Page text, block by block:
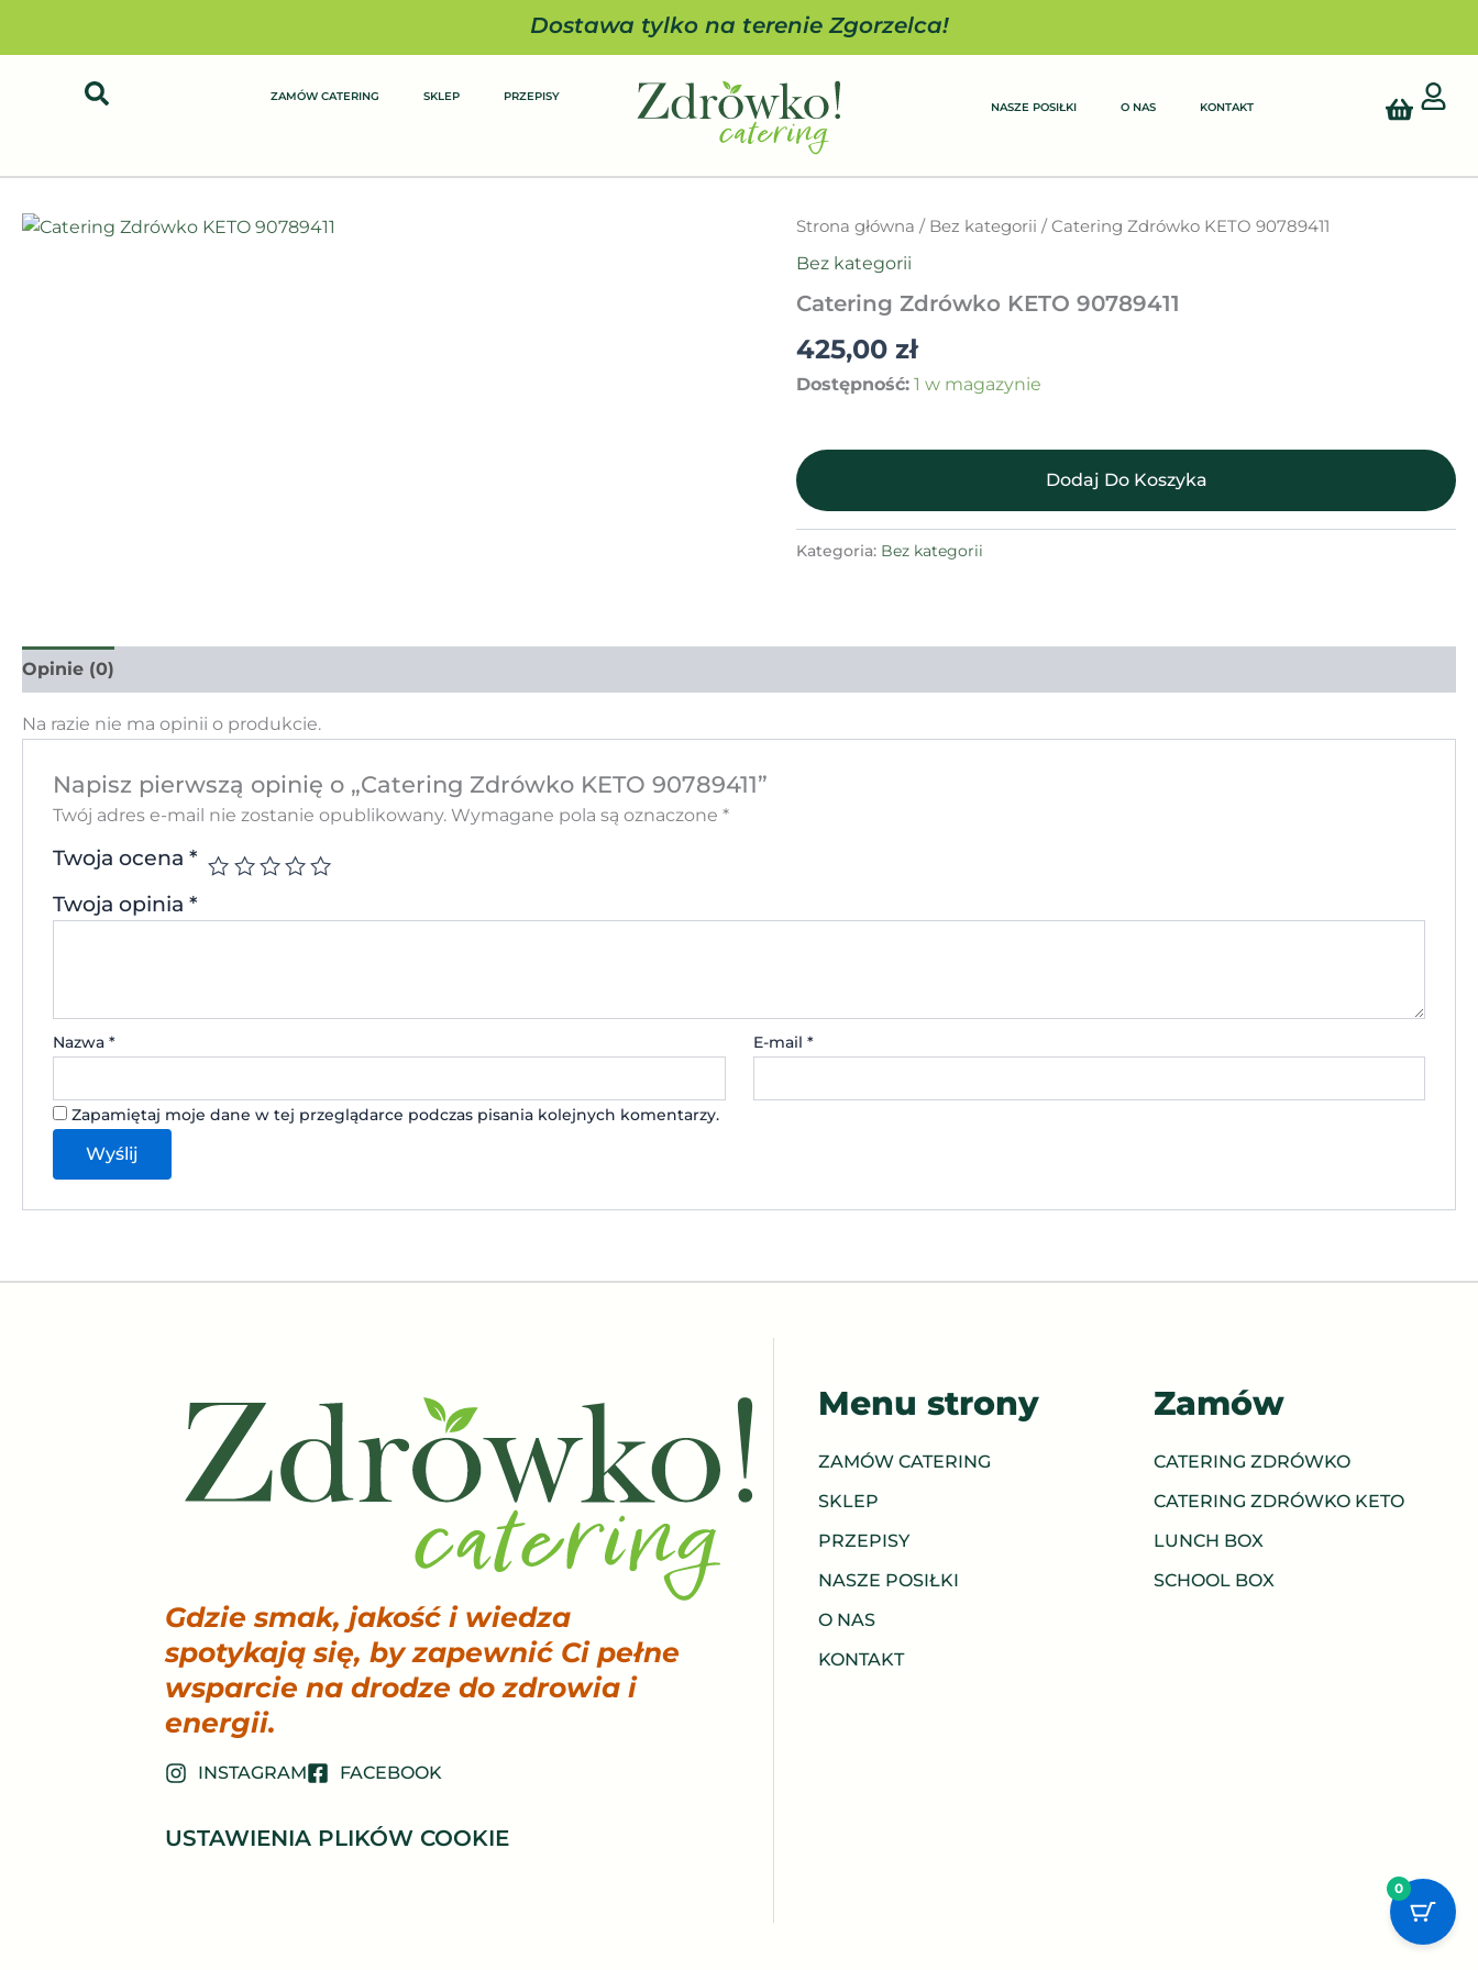
Dostawa tylko na terenie Zgorzelca!
ZAMÓW CATERING SKLEP PRZEPISY
NASZE POSIŁKI O NAS KONTAKT Cart
Strona główna / Bez kategorii / Catering Zdrówko KETO 90789411
Bez kategorii
Catering Zdrówko KETO 90789411
425,00zł
Dostępność: 1 w magazynie
ilość
Zdrówko
90789411
Dodaj Do Koszyka
Kategoria: Bez kategorii
Opinie (0)
Na razie nie ma opinii o produkcie.
Napisz pierwszą opinię o „Catering Zdrówko KETO 90789411”
Twój adres e-mail nie zostanie opublikowany. Wymagane pola są oznaczone *
Twoja ocena *
Twoja opinia *
Nazwa * E-mail *
Zapamiętaj moje dane w tej przeglądarce podczas pisania kolejnych komentarzy.
Gdzie smak, jakość i wiedza
spotykają się, by zapewnić Ci pełne
wsparcie na drodze do zdrowia i
energii.
INSTAGRAM FACEBOOK
USTAWIENIA PLIKÓW COOKIE
Menu strony
ZAMÓW CATERING
SKLEP
PRZEPISY
NASZE POSIŁKI
O NAS
KONTAKT
Zamów
CATERING ZDRÓWKO
CATERING ZDRÓWKO KETO
LUNCH BOX
SCHOOL BOX
0